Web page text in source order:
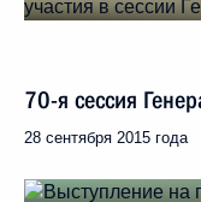
70-я сессия
28 сентября 2015 года